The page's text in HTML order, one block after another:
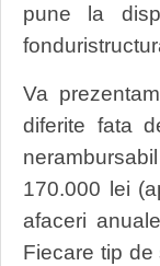
pune la
Va
diferite fata
170.000 lei
afaceri
Fiecare tip